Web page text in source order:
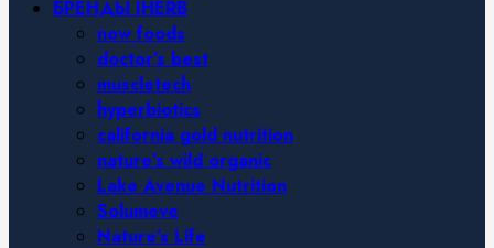
БРЕНДЫ IHERB
now foods
doctor’s best
muscletech
hyperbiotics
california gold nutrition
nature’s wild organic
Lake Avenue Nutrition
Solumeve
Nature’s Life